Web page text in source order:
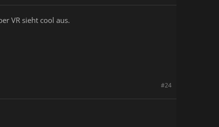
VR sieht cool aus.
#24